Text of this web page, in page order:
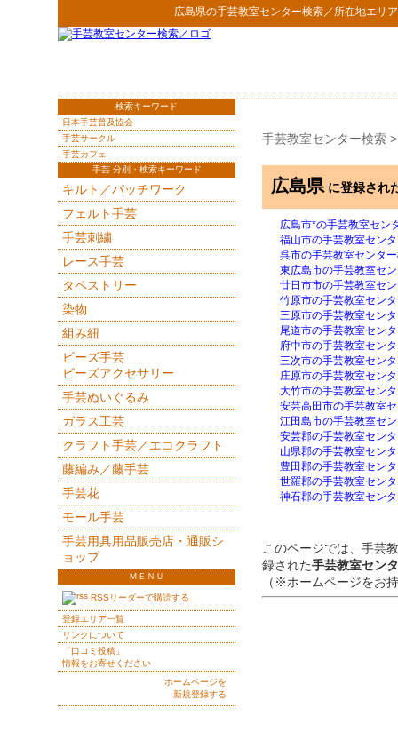
広島県の手芸教室センター検索／所在地エリ
手芸教室センター検索
広島県 に登録され
広島市*の手芸教室セン
福山市の手芸教室セン
呉市の手芸教室センタ
東広島市の手芸教室セ
廿日市市の手芸教室セ
竹原市の手芸教室セン
三原市の手芸教室セン
尾道市の手芸教室セン
府中市の手芸教室セン
三次市の手芸教室セン
庄原市の手芸教室セン
大竹市の手芸教室セン
安芸高田市の手芸教室
江田島市の手芸教室セ
安芸郡の手芸教室セン
山県郡の手芸教室セン
豊田郡の手芸教室セン
世羅郡の手芸教室セン
神石郡の手芸教室セン
このページでは、手芸
録された手芸教室セン
（※ホームページをお
検索キーワード
日本手芸普及協会
手芸サークル
手芸カフェ
手芸 分別・検索キーワード
キルト／パッチワーク
フェルト手芸
手芸刺繍
レース手芸
タペストリー
染物
組み紐
ビーズ手芸
ビーズアクセサリー
手芸ぬいぐるみ
ガラス工芸
クラフト手芸／エコクラフト
藤編み／藤手芸
手芸花
モール手芸
手芸用具用品販売店・通販シ
ョップ
ＭＥＮＵ
RSSリーダーで購読する
登録エリア一覧
リンクについて
「口コミ投稿」
情報をお寄せください
ホームページを
新規登録する